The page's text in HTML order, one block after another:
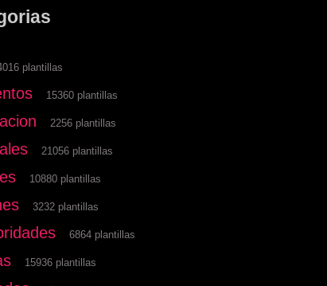
plantillas
15360 plantillas
2256 plantillas
21056 plantillas
10880 plantillas
3232 plantillas
6864 plantillas
15936 plantillas